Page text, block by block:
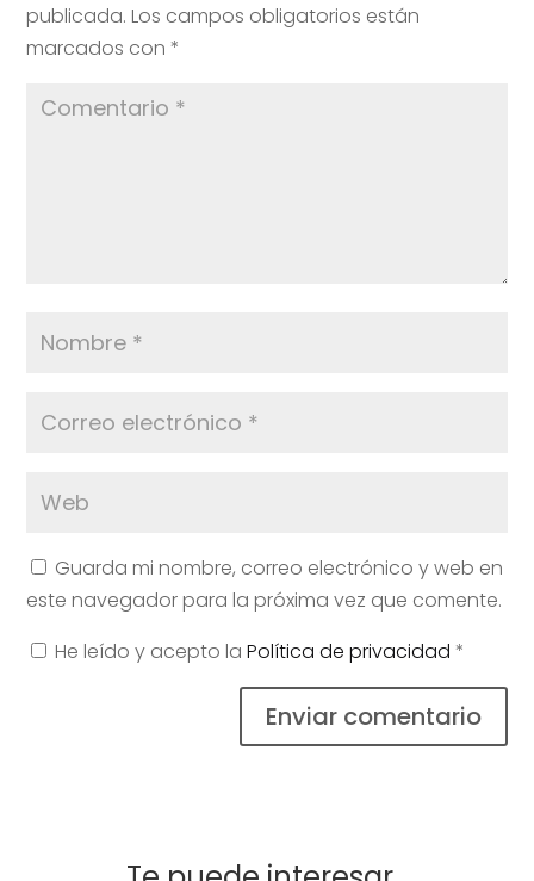
publicada. Los campos obligatorios están
marcados con*
Guarda mi nombre, correo electrónico y web en
este navegador para la próxima vez que comente.
He leído y acepto laPolítica de privacidad*
Enviar comentario